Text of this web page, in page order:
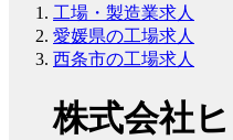
工場・製造業求人
愛媛県の工場求人
西条市の工場求人
株式会社